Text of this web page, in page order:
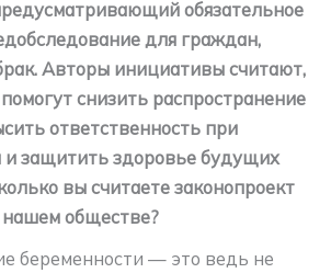
обязательное
для граждан,
Авторы инициативы считают,
снизить распространение
ответственность при
и защитить здоровье будущих
вы считаете законопроект
обществе?
беременности — это ведь не